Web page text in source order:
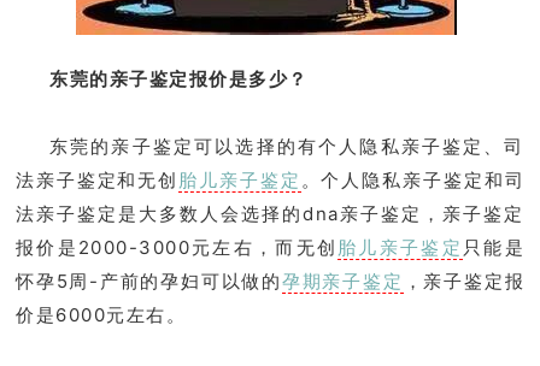
东莞的亲子鉴定报价是多少？
东莞的亲子鉴定可以选择的有个人隐私亲子鉴定、司
法亲子鉴定和无创 胎儿亲子鉴定 。个人隐私亲子鉴定和司
法亲子鉴定是大多数人会选择的dna亲子鉴定，亲子鉴定
报价是2000-3000元左右，而无创 胎儿亲子鉴定 只能是
怀孕5周-产前的孕妇可以做的孕期亲子鉴定 ，亲子鉴定报
价是6000元左右。